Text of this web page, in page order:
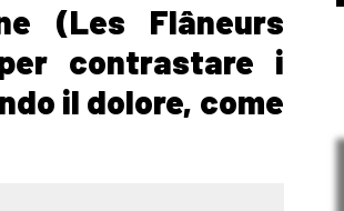
(Les Flâneurs
contrastare i
il dolore, come